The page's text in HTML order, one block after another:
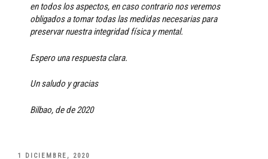
en todos los aspectos, en caso contrario nos veremos
obligados a tomar todas las medidas necesarias para
preservar nuestra integridad física y mental.
Espero una respuesta clara.
Un saludo y gracias
Bilbao, de de 2020
PUBLICADO
1 DICIEMBRE, 2020